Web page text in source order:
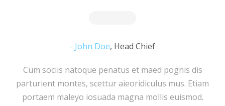
John Doe, Head Chief
Cum sociis natoque penatus et maed pognis dis
parturient montes, scettur aieoridiculus mus. Etiam
portaem maleyo iosuada magna mollis euismod.